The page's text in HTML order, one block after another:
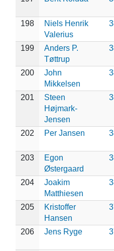
198
Niels Henrik
Valerius
199
Anders P.
Tøttrup
200
John
Mikkelsen
201
Steen
Højmark-
Jensen
202 Per Jansen
203
Egon
Østergaard
204
Joakim
Matthiesen
205
Kristoffer
Hansen
206 Jens Ryge